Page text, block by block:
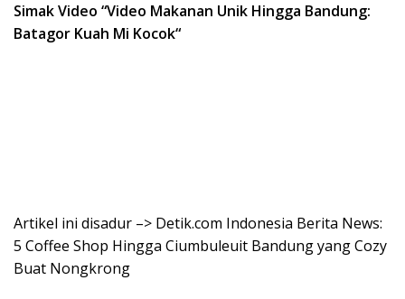
Simak Video “Video Makanan Unik Hingga Bandung:
Batagor Kuah Mi Kocok“
Artikel ini disadur –> Detik.com Indonesia Berita News:
5 Coffee Shop Hingga Ciumbuleuit Bandung yang Cozy
Buat Nongkrong